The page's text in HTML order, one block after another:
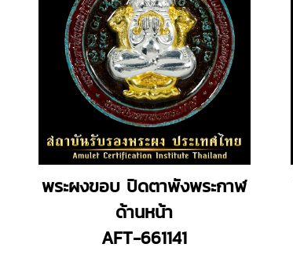
พระผงขอบ ปิดตาพังพระกาฬ
ด้านหน้า
AFT-661141